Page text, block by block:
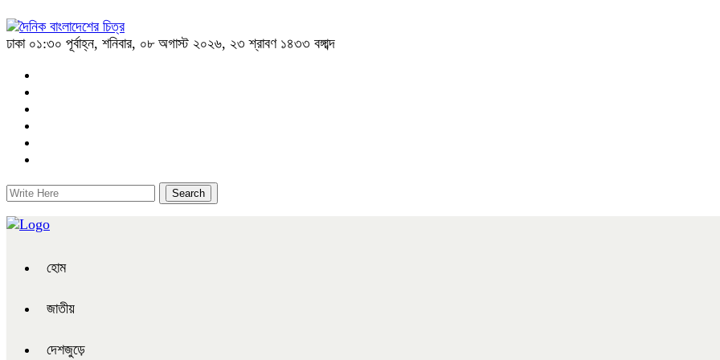
ঢাকা ০১:৩০ পূর্বাহ্ন, শনিবার, ০৮ অগাস্ট ২০২৬, ২৩ শ্রাবণ ১৪৩৩ বঙ্গাব্দ
হোম
জাতীয়
দেশজুড়ে